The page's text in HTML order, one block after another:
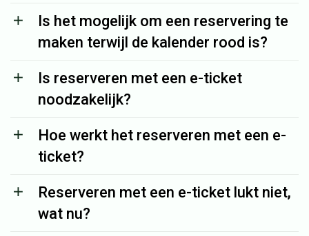
Is het mogelijk om een reservering te
maken terwijl de kalender rood is?
Is reserveren met een e-ticket
noodzakelijk?
Hoe werkt het reserveren met een e-
ticket?
Reserveren met een e-ticket lukt niet,
wat nu?